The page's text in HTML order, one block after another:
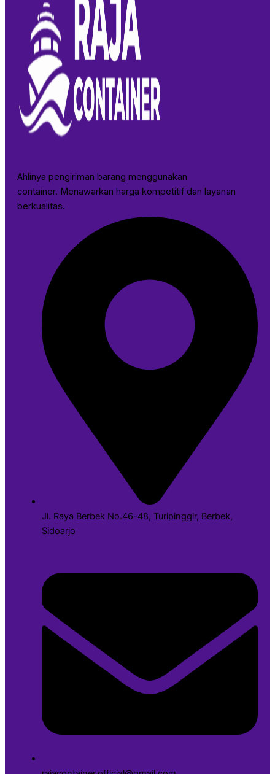
Ahlinya pengiriman barang menggunakan
container. Menawarkan harga kompetitif dan layanan
berkualitas.
Jl. Raya Berbek No.46-48, Turipinggir, Berbek,
Sidoarjo